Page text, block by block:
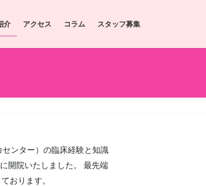
介 アクセス コラム スタッフ募集
ンター）の臨床経験と知識
開院いたしました。 最先端
おります。